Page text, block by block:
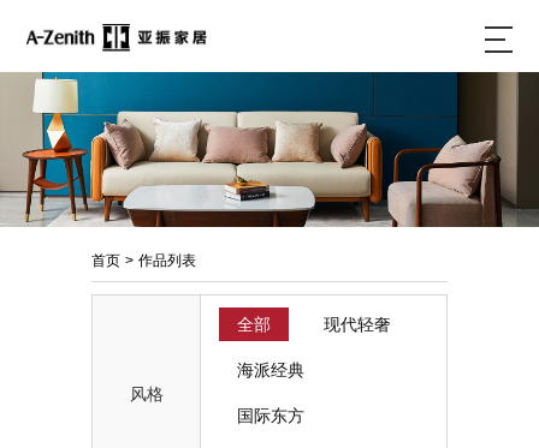
首页 > 作品列表
风格
全部 现代轻奢
海派经典
国际东方